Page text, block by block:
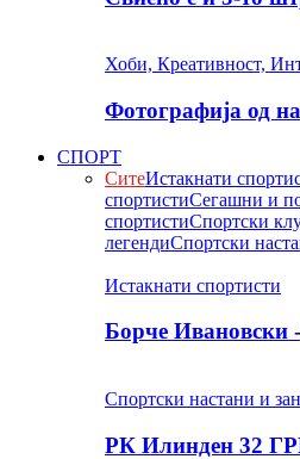
Хоби, Креативност,
Фотографија од
СПОРТ
СитеИстакнати
спортистиСегашни и
спортистиСпортски
легендиСпортски
Истакнати спортисти
Борче Ивановски
Спортски настани и
РК Илинден 32